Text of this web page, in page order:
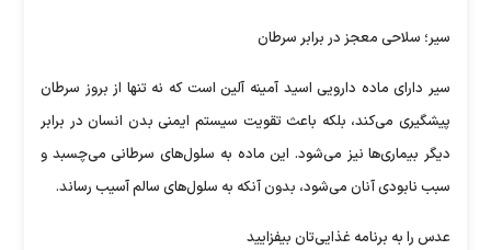
سیر؛ سلاحی معجز در برابر سرطان
سیر دارای ماده دارویی اسید آمینه آلین است که نه تنها از بروز سرطان
پیشگیری می‌کند، بلکه باعث تقویت سیستم ایمنی بدن انسان در برابر
دیگر بیماری‌ها نیز می‌شود. این ماده به سلول‌های سرطانی می‌چسبد و
سبب نابودی آنان می‌شود، بدون آنکه به سلول‌های سالم آسیب رساند.
عدس را به برنامه غذایی‌تان بیفزایید